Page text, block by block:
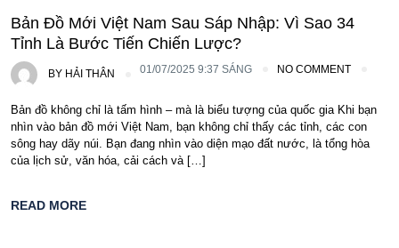
Bản Đồ Mới Việt Nam Sau Sáp Nhập: Vì Sao 34
Tỉnh Là Bước Tiến Chiến Lược?
BY HẢI THÂN 01/07/2025 9:37 SÁNG NO COMMENT
Bản đồ không chỉ là tấm hình – mà là biểu tượng của quốc gia Khi bạn
nhìn vào bản đồ mới Việt Nam, bạn không chỉ thấy các tỉnh, các con
sông hay dãy núi. Bạn đang nhìn vào diện mạo đất nước, là tổng hòa
của lịch sử, văn hóa, cải cách và […]
READ MORE